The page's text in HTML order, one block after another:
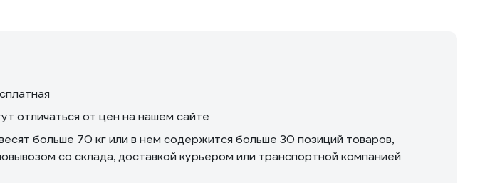
отличаться от цен на нашем сайте
больше 70 кг или в нем содержится больше 30 позиций товаров,
со склада, доставкой курьером или транспортной компанией